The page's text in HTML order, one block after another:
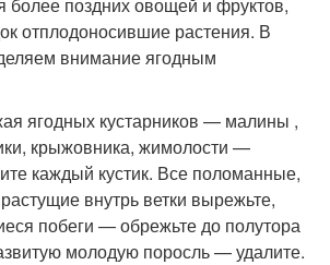
отплодоносившие растения. В
внимание ягодным
ягодных кустарников — малины ,
крыжовника, жимолости —
каждый кустик. Все поломанные,
внутрь ветки вырежьте,
побеги — обрежьте до полутора
молодую поросль — удалите.